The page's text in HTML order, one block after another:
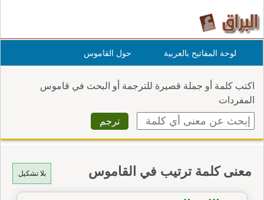
لوحة المفاتيح بالعربية حول القاموس
اكتب كلمة أو جملة قصيرة للترجمة أو البحث في قاموس
المفردات
بلا تشكيل معنى كلمة ترتيب في القاموس